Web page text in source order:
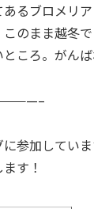
るブロメリ
のまま越冬
ころ。がんば
参加してい
す！